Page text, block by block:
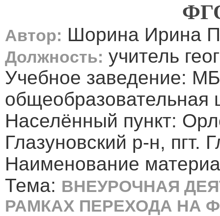
Автор: Шорина Ирина
Должность: учитель
Учебное заведение:
общеобразовательная
Населённый пункт:
Глазуновский р-н, пгт.
Наименование
Тема: ВНЕУРОЧНАЯ
РАМКАХ ПЕРЕХОДА НА